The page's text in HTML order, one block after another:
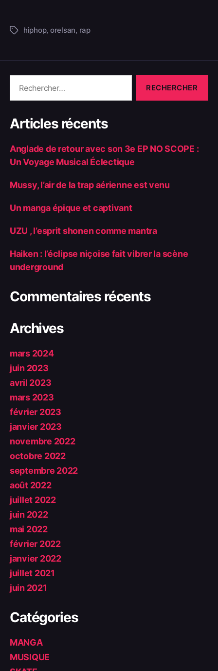
hiphop, orelsan, rap
Articles récents
Anglade de retour avec son 3e EP NO SCOPE :
Un Voyage Musical Éclectique
Mussy, l’air de la trap aérienne est venu
Un manga épique et captivant
UZU , l’esprit shonen comme mantra
Haiken : l’éclipse niçoise fait vibrer la scène
underground
Commentaires récents
Archives
mars 2024
juin 2023
avril 2023
mars 2023
février 2023
janvier 2023
novembre 2022
octobre 2022
septembre 2022
août 2022
juillet 2022
juin 2022
mai 2022
février 2022
janvier 2022
juillet 2021
juin 2021
Catégories
MANGA
MUSIQUE